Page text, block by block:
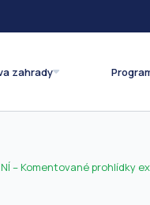
zahrady
– Komentované prohlídky